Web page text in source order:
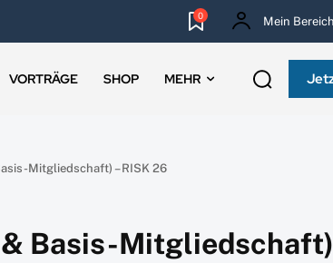
0 Mein Bereich
VORTRÄGE SHOP MEHR
Mitgliedschaft) – RISK 26
Basis-Mitgliedschaft)